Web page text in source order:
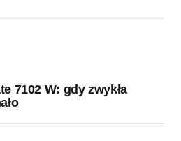
7102 W: gdy zwykła